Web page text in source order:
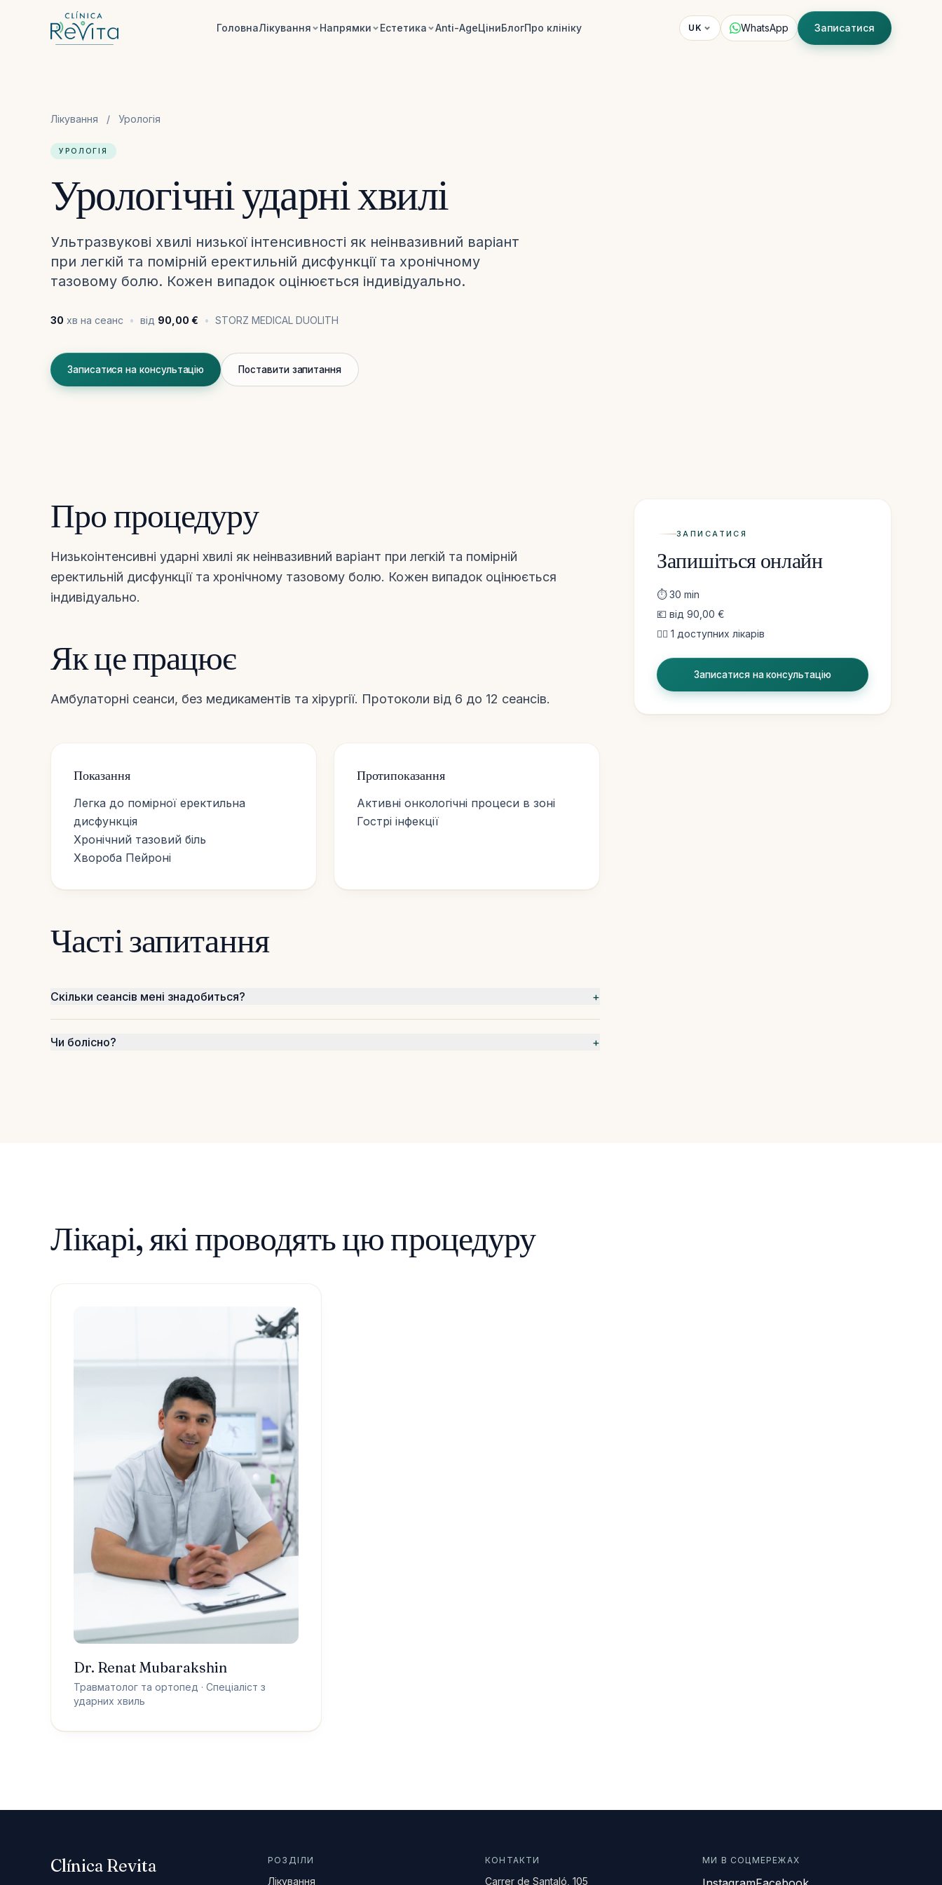
Перейти до контенту
ГоловнаЛікування Напрямки Естетика Anti-AgeЦіниБлогПро клініку UK WhatsApp Записатися
Лікування / Урологія
УРОЛОГІЯ
Урологічні ударні хвилі
Ультразвукові хвилі низької інтенсивності як неінвазивний варіант
при легкій та помірній еректильній дисфункції та хронічному
тазовому болю. Кожен випадок оцінюється індивідуально.
30 хв на сеанс від 90,00 € STORZ MEDICAL DUOLITH
Записатися на консультацію Поставити запитання
Про процедуру
Низькоінтенсивні ударні хвилі як неінвазивний варіант при легкій та помірній
еректильній дисфункції та хронічному тазовому болю. Кожен випадок оцінюється
індивідуально.
Як це працює
Амбулаторні сеанси, без медикаментів та хірургії. Протоколи від 6 до 12 сеансів.
Показання
Легка до помірної еректильна
дисфункція
Хронічний тазовий біль
Хвороба Пейроні
Протипоказання
Активні онкологічні процеси в зоні
Гострі інфекції
Часті запитання
Скільки сеансів мені знадобиться? +
Чи болісно? +
ЗАПИСАТИСЯ
Запишіться онлайн
⏱ 30 min
💶 від 90,00 €
👨‍⚕️ 1 доступних лікарів
Записатися на консультацію
Лікарі, які проводять цю процедуру
Dr. Renat Mubarakshin
Травматолог та ортопед · Спеціаліст з
ударних хвиль
ЯК ДІСТАТИСЯ
Carrer de Santaló, 105
Clínica Revita РОЗДІЛИ
Лікування
КОНТАКТИ
Carrer de Santaló, 105
МИ В СОЦМЕРЕЖАХ